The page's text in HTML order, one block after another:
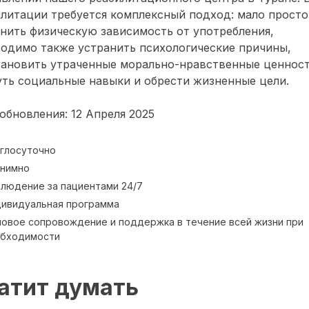
требуется комплексный подход: мало просто
физическую зависимость от употребления,
также устранить психологические причины,
утраченные морально-нравственные
социальные навыки и обрести жизненные цели.
12 Апреля 2025
за пациентами 24/7
программа
сопровождение и поддержка в течение всей жизни при
думать